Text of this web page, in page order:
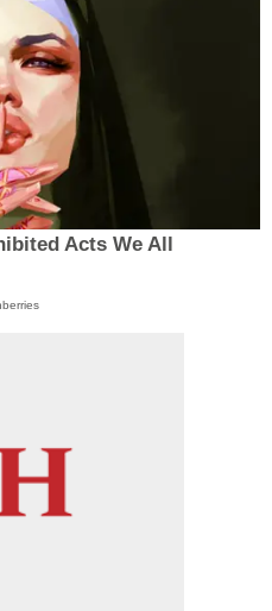
Acts We All